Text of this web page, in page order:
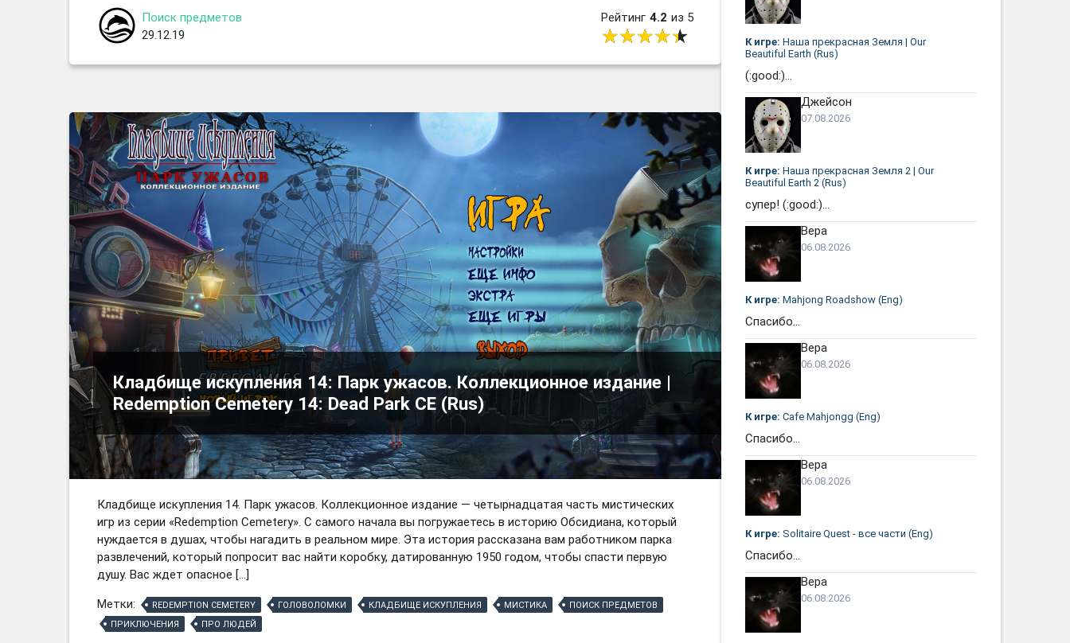
Поиск предметов
29.12.19
Рейтинг 4.2 из 5
Кладбище искупления 14: Парк ужасов. Коллекционное издание |
Redemption Cemetery 14: Dead Park CE (Rus)
Кладбище искупления 14. Парк ужасов. Коллекционное издание — четырнадцатая часть мистических
игр из серии «Redemption Cemetery». С самого начала вы погружаетесь в историю Обсидиана, который
нуждается в душах, чтобы нагадить в реальном мире. Эта история рассказана вам работником парка
развлечений, который попросит вас найти коробку, датированную 1950 годом, чтобы спасти первую
душу. Вас ждет опасное […]
Метки: REDEMPTION CEMETERY ГОЛОВОЛОМКИ КЛАДБИЩЕ ИСКУПЛЕНИЯ МИСТИКА
ПОИСК ПРЕДМЕТОВ
ПРИКЛЮЧЕНИЯ
ПРО ЛЮДЕЙ
К игре: Наша прекрасная Земля | Our
Beautiful Earth (Rus)
(:good:)...
Джейсон
07.08.2026
К игре: Наша прекрасная Земля 2 | Our
Beautiful Earth 2 (Rus)
супер! (:good:)...
Вера
06.08.2026
К игре: Mahjong Roadshow (Eng)
Спасибо...
Вера
06.08.2026
К игре: Cafe Mahjongg (Eng)
Спасибо...
Вера
06.08.2026
К игре: Solitaire Quest - все части (Eng)
Спасибо...
Вера
06.08.2026